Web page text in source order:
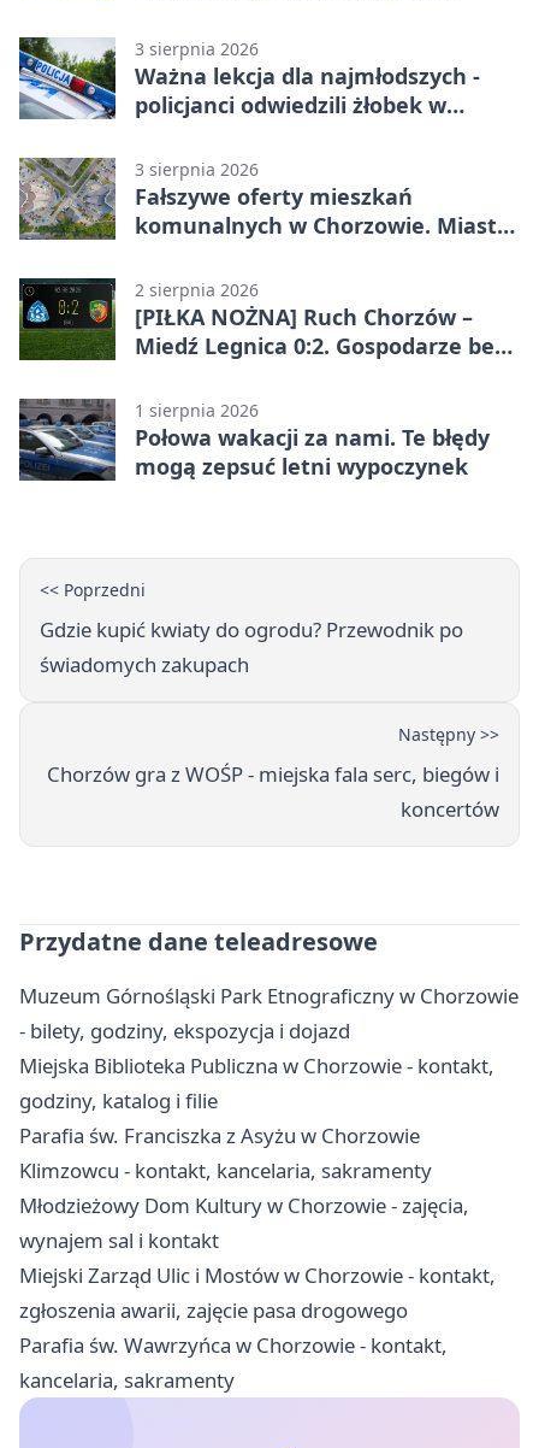
3 sierpnia 2026
Ważna lekcja dla najmłodszych -
policjanci odwiedzili żłobek w
3 sierpnia 2026
Fałszywe oferty mieszkań
komunalnych w Chorzowie. Miasto
2 sierpnia 2026
[PIŁKA NOŻNA] Ruch Chorzów –
Miedź Legnica 0:2. Gospodarze bez
1 sierpnia 2026
Połowa wakacji za nami. Te błędy
mogą zepsuć letni wypoczynek
<< Poprzedni
Gdzie kupić kwiaty do ogrodu? Przewodnik po
świadomych zakupach
Następny >>
Chorzów gra z WOŚP - miejska fala serc, biegów i
koncertów
Przydatne dane teleadresowe
Muzeum Górnośląski Park Etnograficzny w Chorzowie
- bilety, godziny, ekspozycja i dojazd
Miejska Biblioteka Publiczna w Chorzowie - kontakt,
godziny, katalog i filie
Parafia św. Franciszka z Asyżu w Chorzowie
Klimzowcu - kontakt, kancelaria, sakramenty
Młodzieżowy Dom Kultury w Chorzowie - zajęcia,
wynajem sal i kontakt
Miejski Zarząd Ulic i Mostów w Chorzowie - kontakt,
zgłoszenia awarii, zajęcie pasa drogowego
Parafia św. Wawrzyńca w Chorzowie - kontakt,
kancelaria, sakramenty